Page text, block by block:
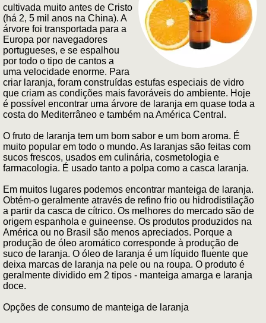
cultivada muito antes de Cristo
(há 2, 5 mil anos na China). A
árvore foi transportada para a
Europa por navegadores
portugueses, e se espalhou
por todo o tipo de cantos a
uma velocidade enorme. Para
criar laranja, foram construídas estufas especiais de vidro
que criam as condições mais favoráveis do ambiente. Hoje
é possível encontrar uma árvore de laranja em quase toda a
costa do Mediterrâneo e também na América Central.
O fruto de laranja tem um bom sabor e um bom aroma. É
muito popular em todo o mundo. As laranjas são feitas com
sucos frescos, usados em culinária, cosmetologia e
farmacologia. É usado tanto a polpa como a casca laranja.
Em muitos lugares podemos encontrar manteiga de laranja.
Obtém-o geralmente através de refino frio ou hidrodistilação
a partir da casca de cítrico. Os melhores do mercado são de
origem espanhola e guineense. Os produtos produzidos na
América ou no Brasil são menos apreciados. Porque a
produção de óleo aromático corresponde à produção de
suco de laranja. O óleo de laranja é um líquido fluente que
deixa marcas de laranja na pele ou na roupa. O produto é
geralmente dividido em 2 tipos - manteiga amarga e laranja
doce.
Opções de consumo de manteiga de laranja